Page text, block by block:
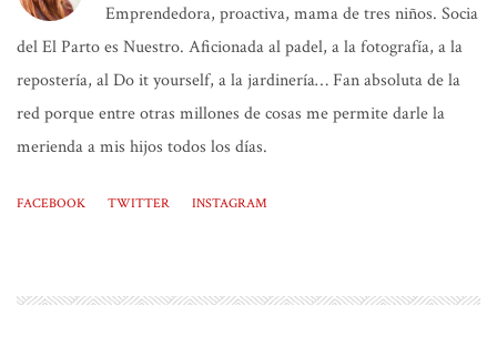
Emprendedora, proactiva, mama de tres niños. Socia
del El Parto es Nuestro. Aficionada al padel, a la fotografía, a la
repostería, al Do it yourself, a la jardinería… Fan absoluta de la
red porque entre otras millones de cosas me permite darle la
merienda a mis hijos todos los días.
FACEBOOK TWITTER INSTAGRAM